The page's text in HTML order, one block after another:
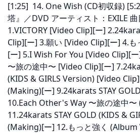
[1:25] 14. One Wish (CD初収録)
塔』／DVD アーティスト：EXILE 曲
1.VICTORY [Video Clip][ー]
Clip][ー] 3.願い [Video Clip][ー] 4.
[ー] 5.I Wish For You [Video Clip][
〜旅の途中〜 [Video Clip][ー]
(KIDS & GIRLS Version) [Video
(Making)[ー] 9.24karats STAY
10.Each Other's Way 〜旅の途中
11.24karats STAY GOLD (KIDS &
(Making)[ー] 12.もっと強く